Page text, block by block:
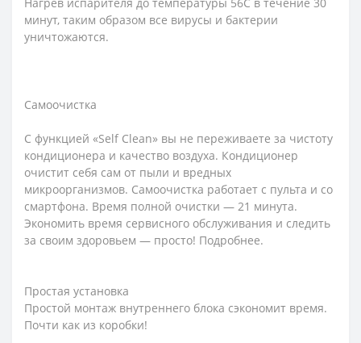
минут, таким образом все вирусы и бактерии
уничтожаются.
Самоочистка
С функцией «Self Clean» вы не переживаете за чистоту
кондиционера и качество воздуха. Кондиционер
очистит себя сам от пыли и вредных
микроорганизмов. Самоочистка работает с пульта и со
смартфона. Время полной очистки — 21 минута.
Экономить время сервисного обслуживания и следить
за своим здоровьем — просто! Подробнее.
Простая установка
Простой монтаж внутреннего блока сэкономит время.
Почти как из коробки!